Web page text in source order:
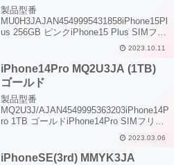
製品型番
MU0H3JAJAN4549995431858iPhone15Pl
us 256GB ピンクiPhone15 Plus SIMフリ
ー 256GBピンク注意電源アダプタ・イヤ
ホンマイクは付属していません。別途ご
購入ください。付属のケーブ...
2023.10.11
iPhone14Pro MQ2U3JA (1TB)
ゴールド
製品型番
MQ2U3J/AJAN4549995363203iPhone14P
ro 1TB ゴールドiPhone14Pro SIMフリー
1TBゴールド仕様AppleCare+ for
iPhone14Pro型番税込価格月払い
AppleCare...
2023.03.06
iPhoneSE(3rd) MMYK3JA